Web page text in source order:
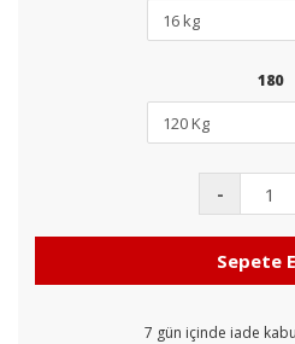
180
-
Sepete
7 gün içinde iade